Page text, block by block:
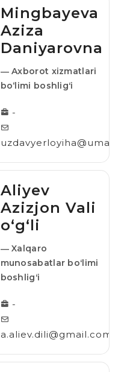
Mingbayeva
Aziza
Daniyarovna
― Axborot xizmatlari
bo‘limi boshligʻi
-
uzdavyerloyiha@umail.uz
Aliyev
Azizjon Vali
o‘g‘li
― Xalqaro
munosabatlar boʻlimi
boshligʻi
-
a.aliev.dili@gmail.com